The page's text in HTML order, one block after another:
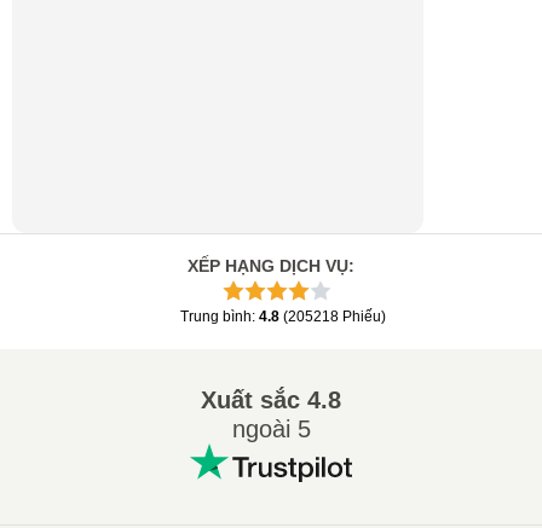
XẾP HẠNG DỊCH VỤ:
Trung bình: 4.8 (205218 Phiếu)
Xuất sắc 4.8
ngoài 5